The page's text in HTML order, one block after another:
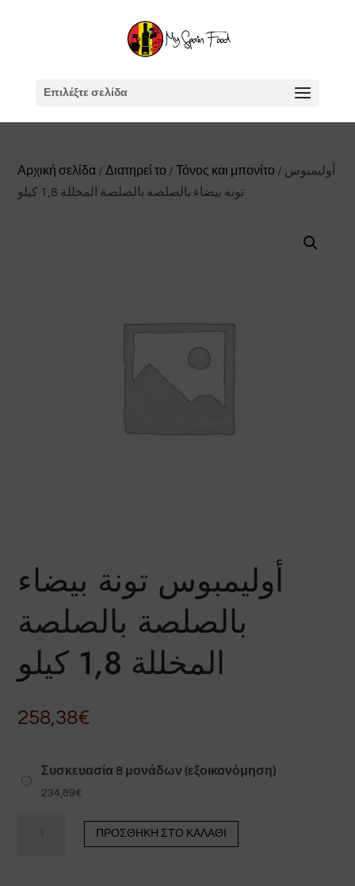
Επιλέξτε σελίδα
Αρχική σελίδα /Διατηρεί το / Τόνος και μπονίτο / أوليمبوس
تونة بيضاء بالصلصة بالصلصة المخللة 1,8 كيلو
أوليمبوس تونة بيضاء
بالصلصة بالصلصة
المخللة 1,8 كيلو
258,38€
Συσκευασία 8 μονάδων (εξοικονόμηση)
234,89€
ΠΡΟΣΘΉΚΗ ΣΤΟ ΚΑΛΆΘΙ